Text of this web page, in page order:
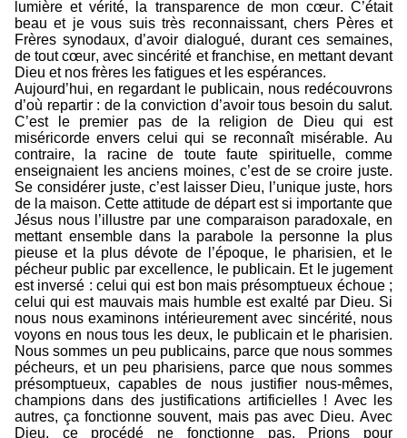
lumière et vérité, la transparence de mon cœur. C’était
beau et je vous suis très reconnaissant, chers Pères et
Frères synodaux, d’avoir dialogué, durant ces semaines,
de tout cœur, avec sincérité et franchise, en mettant devant
Dieu et nos frères les fatigues et les espérances.
Aujourd’hui, en regardant le publicain, nous redécouvrons
d’où repartir : de la conviction d’avoir tous besoin du salut.
C’est le premier pas de la religion de Dieu qui est
miséricorde envers celui qui se reconnaît misérable. Au
contraire, la racine de toute faute spirituelle, comme
enseignaient les anciens moines, c’est de se croire juste.
Se considérer juste, c’est laisser Dieu, l’unique juste, hors
de la maison. Cette attitude de départ est si importante que
Jésus nous l’illustre par une comparaison paradoxale, en
mettant ensemble dans la parabole la personne la plus
pieuse et la plus dévote de l’époque, le pharisien, et le
pécheur public par excellence, le publicain. Et le jugement
est inversé : celui qui est bon mais présomptueux échoue ;
celui qui est mauvais mais humble est exalté par Dieu. Si
nous nous examinons intérieurement avec sincérité, nous
voyons en nous tous les deux, le publicain et le pharisien.
Nous sommes un peu publicains, parce que nous sommes
pécheurs, et un peu pharisiens, parce que nous sommes
présomptueux, capables de nous justifier nous-mêmes,
champions dans des justifications artificielles ! Avec les
autres, ça fonctionne souvent, mais pas avec Dieu. Avec
Dieu, ce procédé ne fonctionne pas. Prions pour